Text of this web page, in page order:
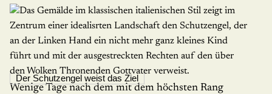
Der Schutzengel weist das Ziel
Wenige Tage nach dem mit dem höchsten Rang